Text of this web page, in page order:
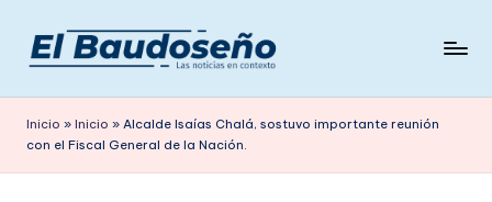
Saltar
contenido
e
ri
en
Inicio » Inicio » Alcalde Isaías Chalá, sostuvo importante reunión
con el Fiscal General de la Nación.